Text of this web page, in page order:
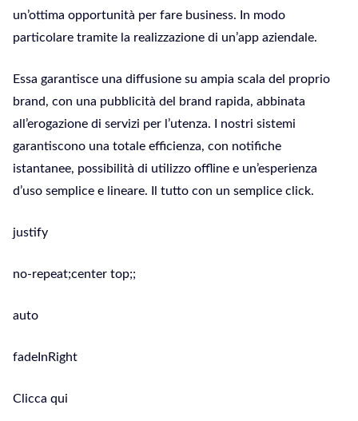
un’ottima opportunità per fare business. In modo
particolare tramite la realizzazione di un’app aziendale.
Essa garantisce una diffusione su ampia scala del proprio
brand, con una pubblicità del brand rapida, abbinata
all’erogazione di servizi per l’utenza. I nostri sistemi
garantiscono una totale efficienza, con notifiche
istantanee, possibilità di utilizzo offline e un’esperienza
d’uso semplice e lineare. Il tutto con un semplice click.
justify
no-repeat;center top;;
auto
fadeInRight
Clicca qui